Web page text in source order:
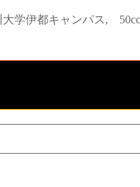
学伊都キャンパス,